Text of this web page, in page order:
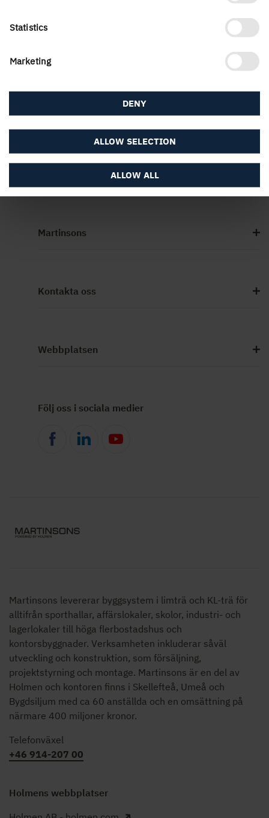
Statistics
Marketing
ALLOW ALL
ALLOW SELECTION
DENY
Prognoscentrets marknadsanalytiker Thomas Ekvall.
Martinsons
Kontakta oss
Webbplatsen
Följ oss i sociala medier
Martinsons levererar byggsystem i limträ och KL-trä för
alltifrån sporthallar, affärslokaler, skolor, industri- och
lagerlokaler till höga flerbostadshus och
kontorsbyggnader. Verksamheten inkluderar såväl
utveckling och konstruktion, som försäljning,
projektstyrning och montage. Martinsons är en del av
Holmen och kontoren finns i Skellefteå, Umeå och
Bygdsiljum med ca 60 anställda och en omsättning på
närmare 400 miljoner kronor.
Telefonväxel
+46 914-207 00
Holmens webbplatser